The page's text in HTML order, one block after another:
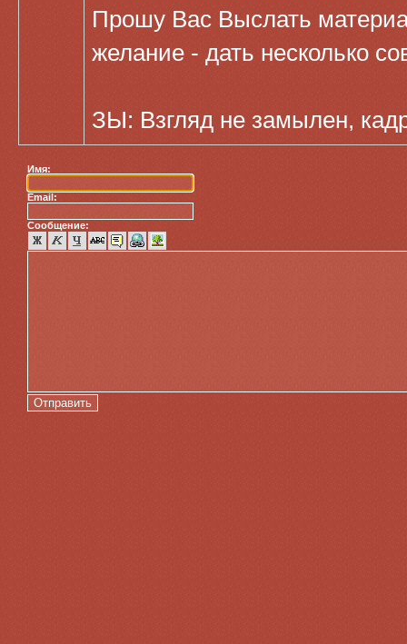
Прошу Вас Выслать
желание - дать несколько
ЗЫ: Взгляд не замылен,
Имя:
Email:
Сообщение: